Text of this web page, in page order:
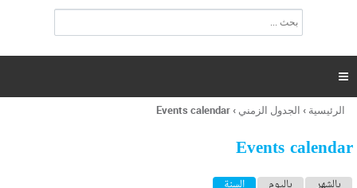
ت
ر
ل
ح
ب

أنت
هنا
الرئيسية › الجدول الزمني ›
Events calendar
Events calendar